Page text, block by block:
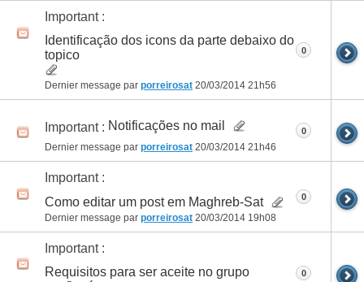
Important :
Identificação dos icons da parte debaixo do
topico
Dernier message par porreirosat 20/03/2014 21h56
0
Important : Notificações no mail
Dernier message par porreirosat 20/03/2014 21h46
0
Important :
Como editar um post em Maghreb-Sat
Dernier message par porreirosat 20/03/2014 19h08
0
Important :
Requisitos para ser aceite no grupo
0